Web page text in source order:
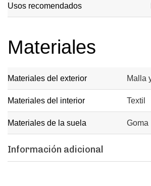
Usos recomendados
Materiales
Materiales del exterior Malla
Materiales del interior Textil
Materiales de la suela Goma
Información adicional